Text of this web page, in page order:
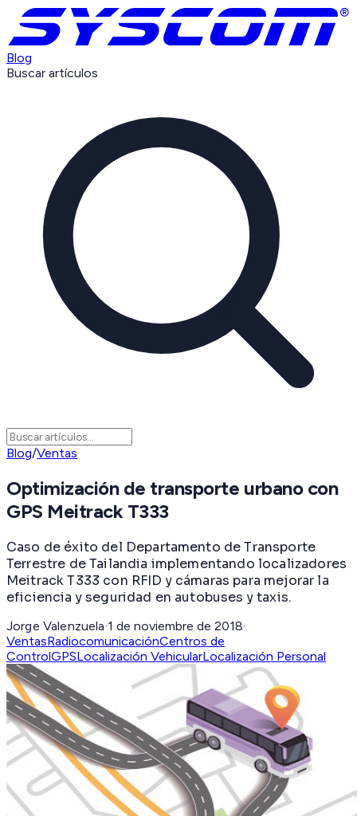
Blog
Buscar artículos
Blog/Ventas
Optimización de transporte urbano con
GPS Meitrack T333
Caso de éxito del Departamento de Transporte
Terrestre de Tailandia implementando localizadores
Meitrack T333 con RFID y cámaras para mejorar la
eficiencia y seguridad en autobuses y taxis.
Jorge Valenzuela·1 de noviembre de 2018·
VentasRadiocomunicaciónCentros de
ControlGPSLocalización VehicularLocalización Personal